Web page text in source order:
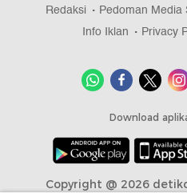
Redaksi Pedoman Media
Info Iklan
Privacy
Download
Copyright @ 2026